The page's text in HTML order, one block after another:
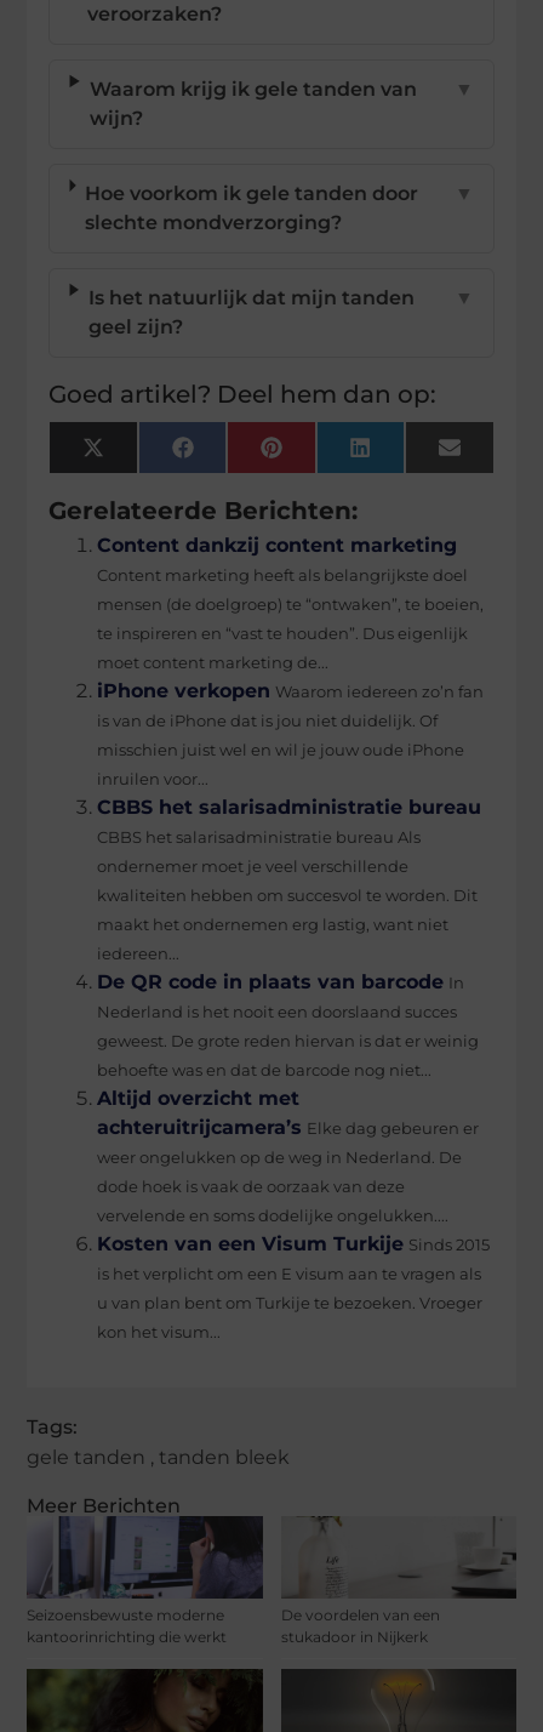
Meer Berichten
Seizoensbewuste moderne
kantoorinrichting die werkt
De voordelen van een
stukadoor in Nijkerk
veroorzaken?
Waarom krijg ik gele tanden van
wijn?
▼
Hoe voorkom ik gele tanden door
slechte mondverzorging?
▼
Is het natuurlijk dat mijn tanden
geel zijn?
▼
Goed artikel? Deel hem dan op:
X
(Twitter)
FacebookPinterestLinkedInEmail
Gerelateerde Berichten:
Content dankzij content marketing
Content marketing heeft als belangrijkste doel
mensen (de doelgroep) te “ontwaken”, te boeien,
te inspireren en “vast te houden”. Dus eigenlijk
moet content marketing de...
iPhone verkopen Waarom iedereen zo’n fan
is van de iPhone dat is jou niet duidelijk. Of
misschien juist wel en wil je jouw oude iPhone
inruilen voor...
CBBS het salarisadministratie bureau
CBBS het salarisadministratie bureau Als
ondernemer moet je veel verschillende
kwaliteiten hebben om succesvol te worden. Dit
maakt het ondernemen erg lastig, want niet
iedereen...
De QR code in plaats van barcode In
Nederland is het nooit een doorslaand succes
geweest. De grote reden hiervan is dat er weinig
behoefte was en dat de barcode nog niet...
Altijd overzicht met
achteruitrijcamera’s Elke dag gebeuren er
weer ongelukken op de weg in Nederland. De
dode hoek is vaak de oorzaak van deze
vervelende en soms dodelijke ongelukken....
Kosten van een Visum Turkije Sinds 2015
is het verplicht om een E visum aan te vragen als
u van plan bent om Turkije te bezoeken. Vroeger
kon het visum...
Tags:
gele tanden , tanden bleek